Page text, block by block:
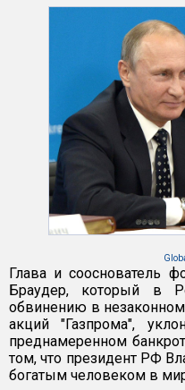
Глава и сооснователь
Браудер, который в
обвинению в
акций "Газпрома",
преднамеренном
том, что президент РФ
богатым человеком в